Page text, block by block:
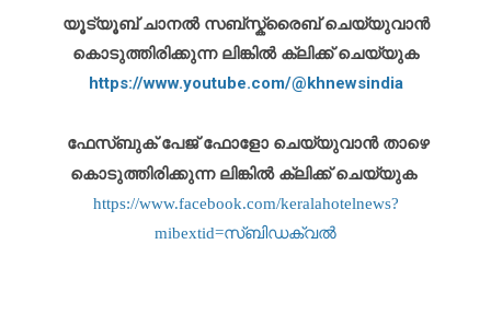
യൂട്യൂബ് ചാനൽ സബ്സ്ക്രൈബ് ചെയ്യുവാൻ
കൊടുത്തിരിക്കുന്ന ലിങ്കിൽ ക്ലിക്ക് ചെയ്യുക
https://www.youtube.com/@khnewsindia
ഫേസ്ബുക് പേജ് ഫോളോ ചെയ്യുവാൻ താഴെ
കൊടുത്തിരിക്കുന്ന ലിങ്കിൽ ക്ലിക്ക് ചെയ്യുക
https://www.facebook.com/keralahotelnews?
mibextid=സ്‌ബിഡക്വൽ